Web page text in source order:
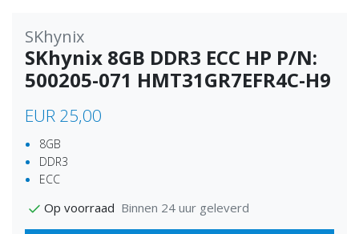
SKhynix
SKhynix 8GB DDR3 ECC HP P/N:
500205-071 HMT31GR7EFR4C-H9
EUR 25,00
8GB
DDR3
ECC
Op voorraad Binnen 24 uur geleverd